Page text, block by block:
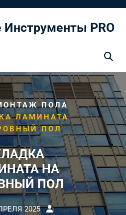
PRO
ПОЛА
ЛАМИНАТА
ПОЛ
НА
ПОЛ
2025